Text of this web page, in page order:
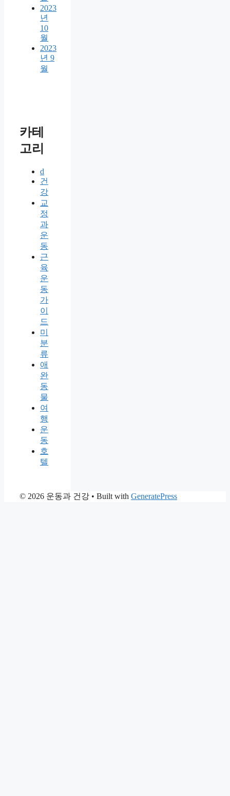
2023
년
10
월
2023
년 9
월
카테
고리
d
건
강
교
정
과
운
동
근
육
운
동
가
이
드
미
분
류
애
완
동
물
여
행
운
동
호
텔
© 2026 운동과 건강 • Built with GeneratePress